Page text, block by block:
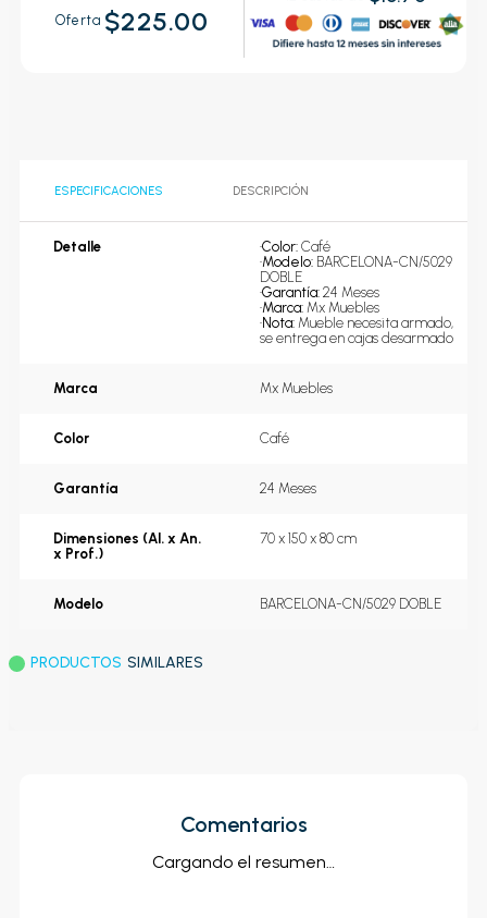
Oferta $225.00
ESPECIFICACIONES DESCRIPCIÓN
Detalle •Color: Café
•Modelo: BARCELONA-CN/5029
DOBLE
•Garantía: 24 Meses
•Marca: Mx Muebles
•Nota: Mueble necesita armado,
se entrega en cajas desarmado
Marca Mx Muebles
Color Café
Garantía 24 Meses
Dimensiones (Al. x An.
x Prof.)
70 x 150 x 80 cm
Modelo BARCELONA-CN/5029 DOBLE
PRODUCTOS SIMILARES
Comentarios
Cargando el resumen…